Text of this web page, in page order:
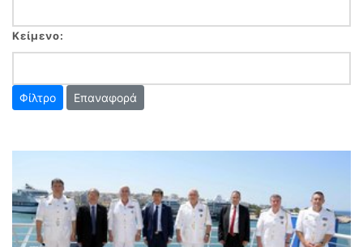
Κείμενο:
Επαναφορά